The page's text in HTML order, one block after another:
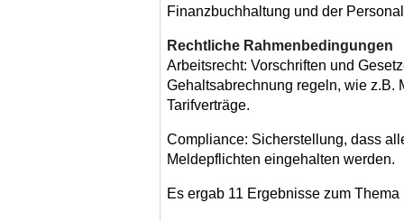
Finanzbuchhaltung und der
Rechtliche Rahmenbedingungen
Arbeitsrecht: Vorschriften und
Gehaltsabrechnung regeln, wie z.B.
Tarifverträge.
Compliance: Sicherstellung, dass
Meldepflichten eingehalten werden.
Es ergab 11 Ergebnisse zum